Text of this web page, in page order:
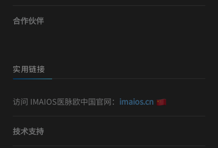
合作伙伴
实用链接
访问 IMAIOS医脉欧中国官网： imaios.cn
技术支持